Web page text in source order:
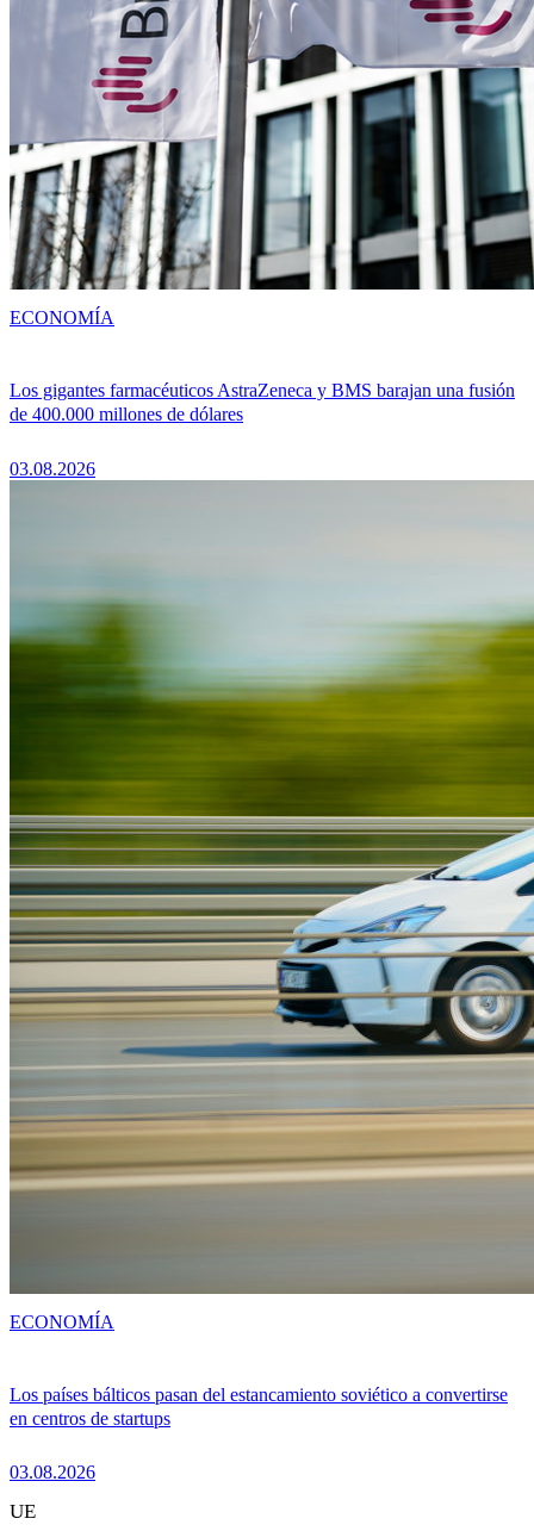
Los gigantes farmacéuticos AstraZeneca y BMS barajan una fusión
de 400.000 millones de dólares
03.08.2026
ECONOMÍA
Los países bálticos pasan del estancamiento soviético a convertirse
en centros de startups
03.08.2026
ECONOMÍA
UE